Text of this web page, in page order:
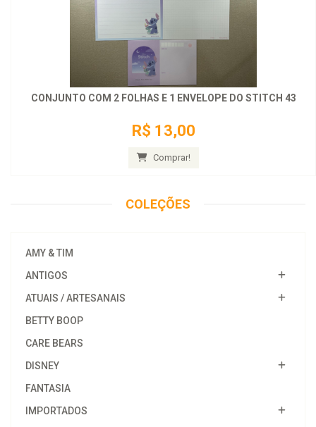
CONJUNTO COM 2 FOLHAS E 1 ENVELOPE DO STITCH 43
R$ 13,00
Comprar!
COLEÇÕES
AMY & TIM
ANTIGOS
ATUAIS / ARTESANAIS
BETTY BOOP
CARE BEARS
DISNEY
FANTASIA
IMPORTADOS